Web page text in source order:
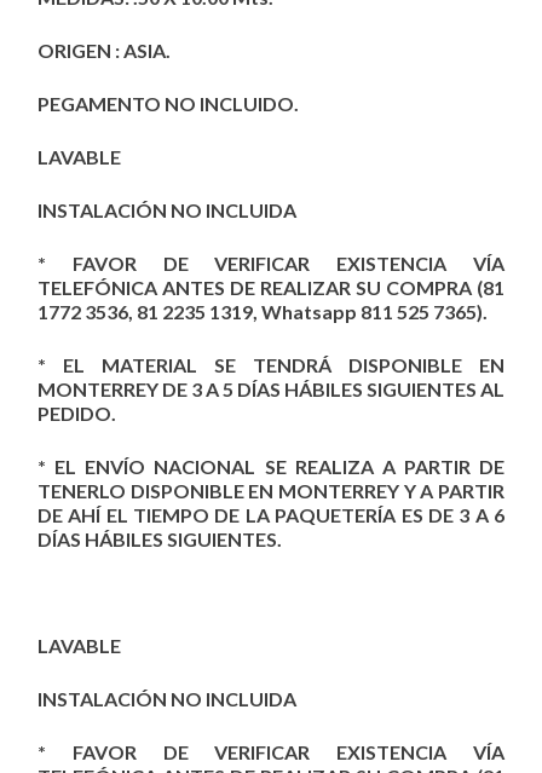
ORIGEN : ASIA.
PEGAMENTO NO INCLUIDO.
LAVABLE
INSTALACIÓN NO INCLUIDA
* FAVOR DE VERIFICAR EXISTENCIA VÍA
TELEFÓNICA ANTES DE REALIZAR SU COMPRA (81
1772 3536, 81 2235 1319, Whatsapp 811 525 7365).
* EL MATERIAL SE TENDRÁ DISPONIBLE EN
MONTERREY DE 3 A 5 DÍAS HÁBILES SIGUIENTES AL
PEDIDO.
* EL ENVÍO NACIONAL SE REALIZA A PARTIR DE
TENERLO DISPONIBLE EN MONTERREY Y A PARTIR
DE AHÍ EL TIEMPO DE LA PAQUETERÍA ES DE 3 A 6
DÍAS HÁBILES SIGUIENTES.
LAVABLE
INSTALACIÓN NO INCLUIDA
* FAVOR DE VERIFICAR EXISTENCIA VÍA